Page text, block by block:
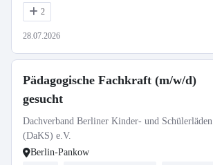
2
28.07.2026
Pädagogische Fachkraft (m/w/d)
gesucht
Dachverband Berliner Kinder- und Schülerläden
(DaKS) e.V.
Berlin-Pankow